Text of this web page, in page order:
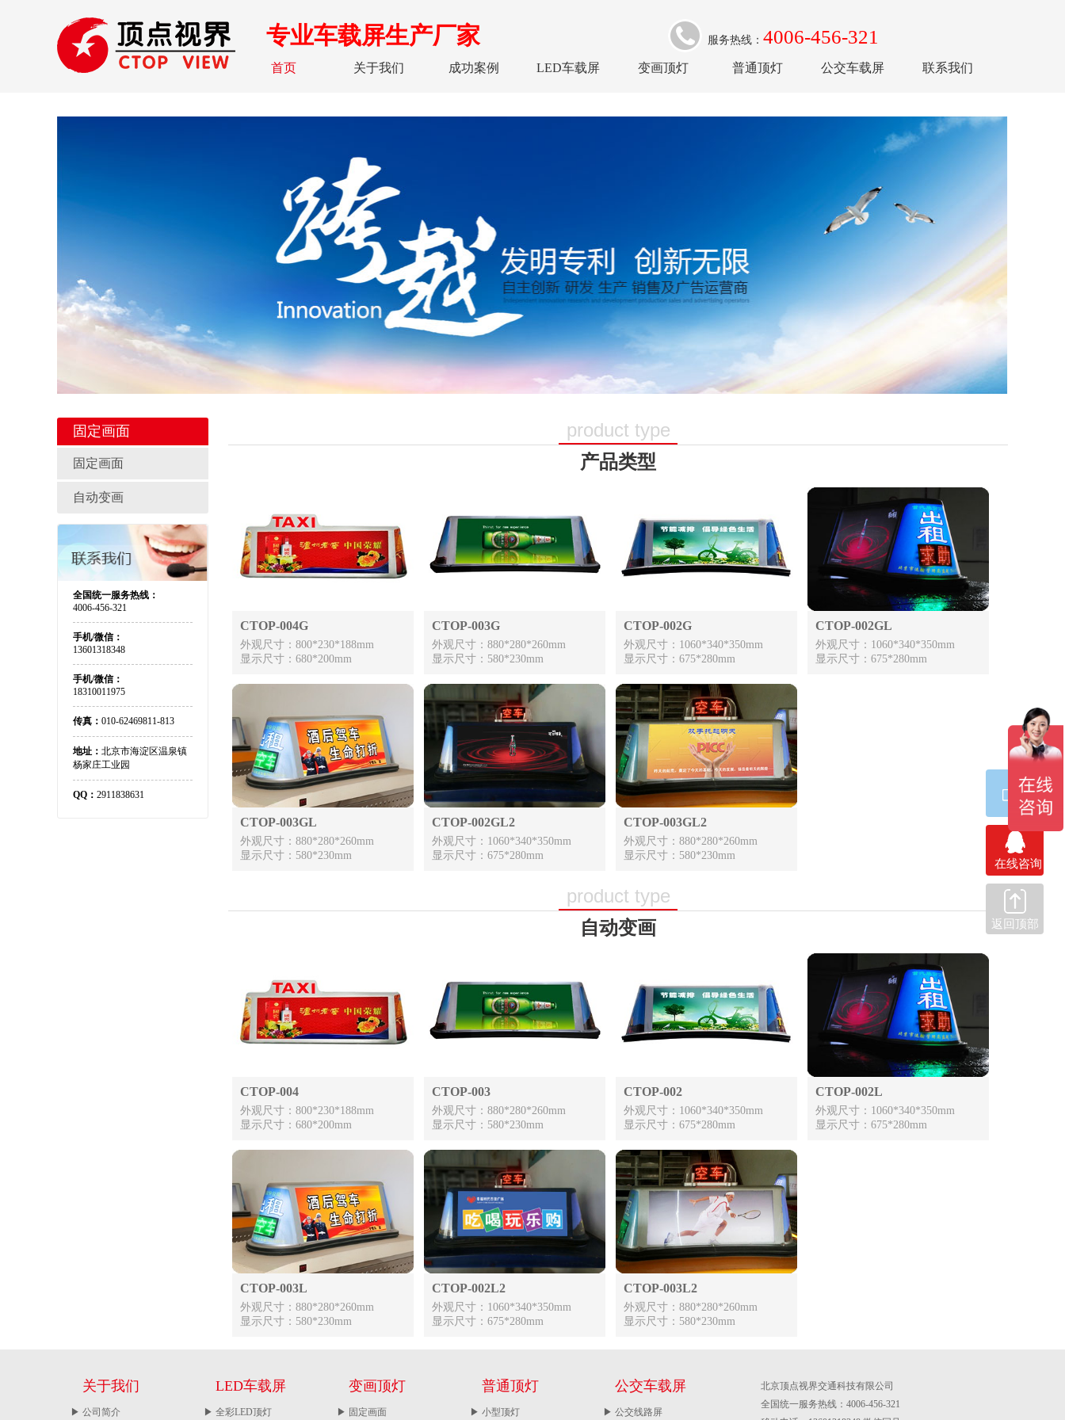
专业车载屏生产厂家 服务热线： 4006-456-321
首页 关于我们 成功案例 LED车载屏 变画顶灯 普通顶灯 公交车载屏 联系我们
固定画面
固定画面
自动变画
全国统一服务热线：
4006-456-321
手机/微信：
13601318348
手机/微信：
18310011975
传真： 010-62469811-813
地址： 北京市海淀区温泉镇
杨家庄工业园
QQ： 2911838631
product type
产品类型
CTOP-004G
外观尺寸：800*230*188mm
显示尺寸：680*200mm
CTOP-003G
外观尺寸：880*280*260mm
显示尺寸：580*230mm
CTOP-002G
外观尺寸：1060*340*350mm
显示尺寸：675*280mm
CTOP-002GL
外观尺寸：1060*340*350mm
显示尺寸：675*280mm
CTOP-003GL
外观尺寸：880*280*260mm
显示尺寸：580*230mm
CTOP-002GL2
外观尺寸：1060*340*350mm
显示尺寸：675*280mm
CTOP-003GL2
外观尺寸：880*280*260mm
显示尺寸：580*230mm
product type
自动变画
CTOP-004
外观尺寸：800*230*188mm
显示尺寸：680*200mm
CTOP-003
外观尺寸：880*280*260mm
显示尺寸：580*230mm
CTOP-002
外观尺寸：1060*340*350mm
显示尺寸：675*280mm
CTOP-002L
外观尺寸：1060*340*350mm
显示尺寸：675*280mm
CTOP-003L
外观尺寸：880*280*260mm
显示尺寸：580*230mm
CTOP-002L2
外观尺寸：1060*340*350mm
显示尺寸：675*280mm
CTOP-003L2
外观尺寸：880*280*260mm
显示尺寸：580*230mm
在线咨询
返回顶部
关于我们
▶ 公司简介
LED车载屏
▶ 全彩LED顶灯
变画顶灯
▶ 固定画面
普通顶灯
▶ 小型顶灯
公交车载屏
▶ 公交线路屏
北京顶点视界交通科技有限公司
全国统一服务热线：4006-456-321